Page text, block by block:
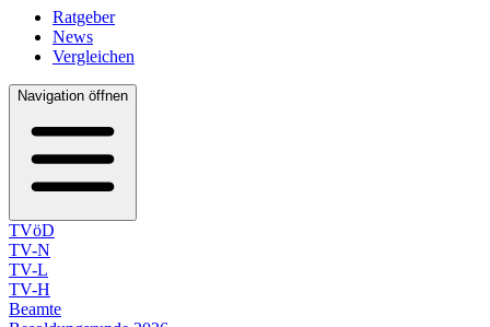
Ratgeber
News
Vergleichen
Navigation öffnen
TVöD
TV-N
TV-L
TV-H
Beamte